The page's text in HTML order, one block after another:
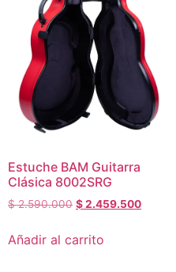
Estuche BAM Guitarra
Clásica 8002SRG
$2.590.000 $2.459.500
Añadir al carrito